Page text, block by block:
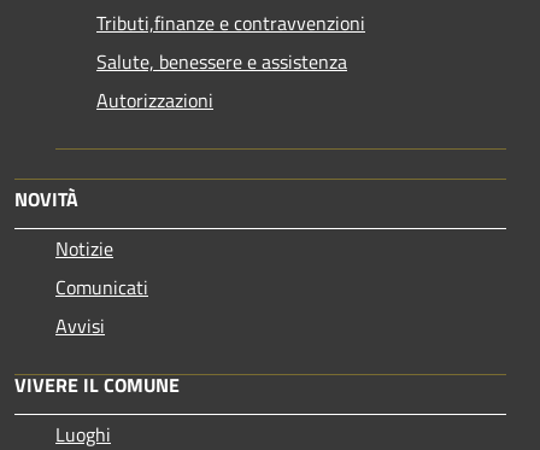
Tributi,finanze e contravvenzioni
Salute, benessere e assistenza
Autorizzazioni
NOVITÀ
Notizie
Comunicati
Avvisi
VIVERE IL COMUNE
Luoghi